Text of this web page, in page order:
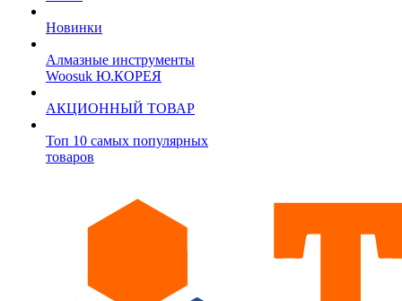
Новинки
Алмазные инструменты
Woosuk Ю.КОРЕЯ
АКЦИОННЫЙ ТОВАР
Топ 10 самых популярных
товаров